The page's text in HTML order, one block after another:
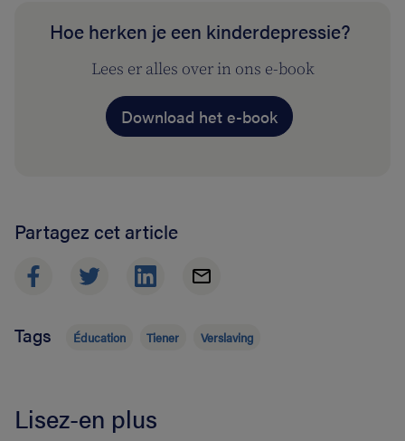
Hoe herken je een kinderdepressie?
Lees er alles over in ons e-book
Download het e-book
Partagez cet article
Tags Éducation Tiener Verslaving
Lisez-en plus